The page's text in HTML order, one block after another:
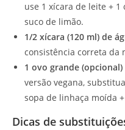
use 1 xícara de leite +
suco de limão.
1/2 xícara (120 ml) de
consistência correta da
1 ovo grande (opcional)
versão vegana,
sopa de linhaça moída
Dicas de